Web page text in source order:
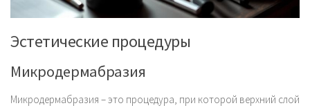
Эстетические процедуры
Микродермабразия
Микродермабразия – это процедура, при которой верхний слой